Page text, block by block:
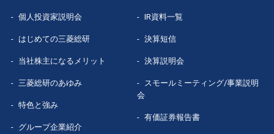
個人投資家説明会
はじめての三菱総研
当社株主になる メリット
三菱総研のあゆみ
特色と強み
グループ企業紹介
IR資料一覧
決算短信
決算説明会
スモールミーティング/事業説明
会
有価証券報告書